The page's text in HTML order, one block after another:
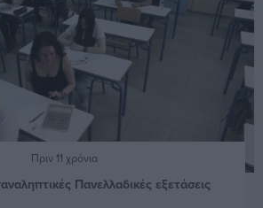
Πριν 11 χρόνια
Πανελλαδικές εξετάσεις